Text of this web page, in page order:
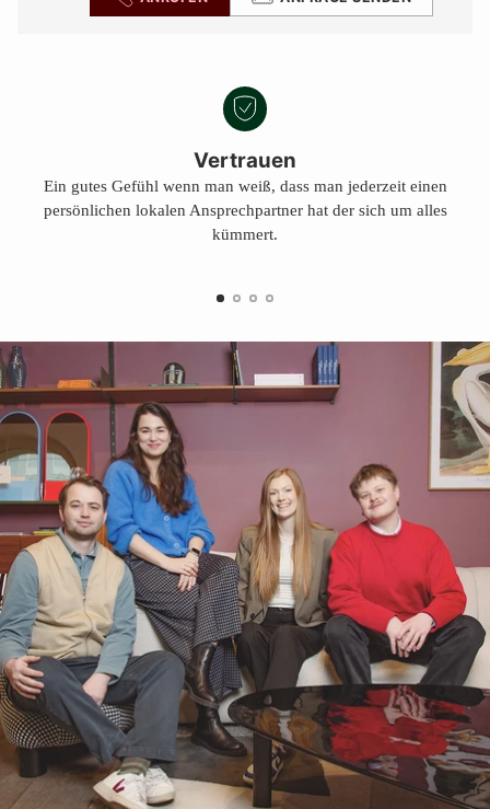
Vertrauen
Ein gutes Gefühl wenn man weiß, dass man jederzeit einen
persönlichen lokalen Ansprechpartner hat der sich um alles
kümmert.